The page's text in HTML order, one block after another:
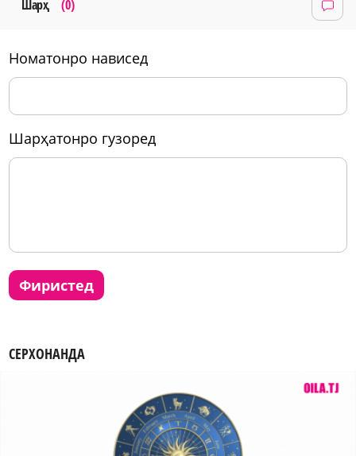
Шарҳ (0)
номатонро нависед
шарҳатонро гузоред
фиристед
СЕРХОНАНДА